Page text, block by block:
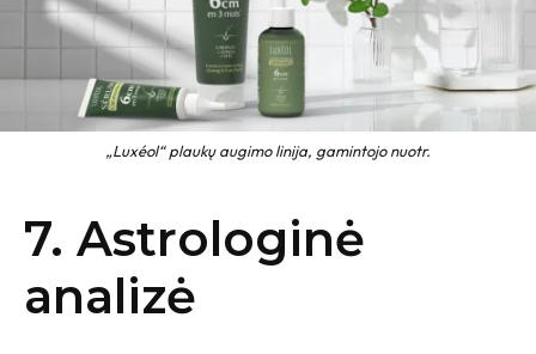
„Luxéol“ plaukų augimo linija, gamintojo nuotr.
7. Astrologinė
analizė